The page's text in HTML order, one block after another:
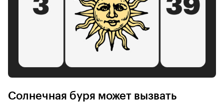
Солнечная буря может вызвать